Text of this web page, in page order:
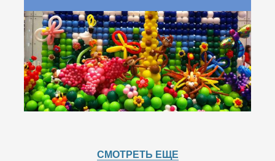
СМОТРЕТЬ ЕЩЕ